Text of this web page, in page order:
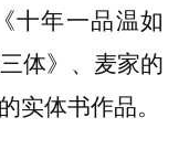
十年一品温如
体》、麦家的
实体书作品。